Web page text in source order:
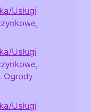
Usługi
Usługi
Ogrody
Usługi